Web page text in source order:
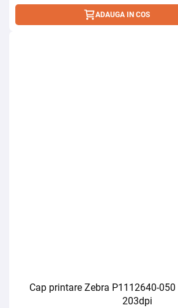
ADAUGA IN COS
Cap printare Zebra P1112640-
203dpi